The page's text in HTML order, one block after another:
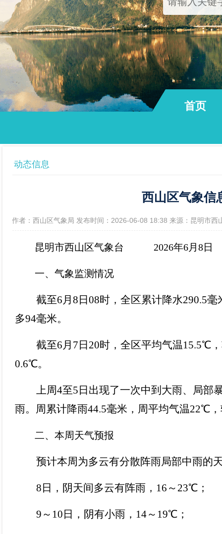
首页
政府信息公开年报
动态信息
西山区气象信
[作者：西山区气象局 发布时间：2026-06-08 18:38 来源：昆明市西
昆明市西山区气象台 2026年6月8日
一、气象监测情况
截至6月8日08时，全区累计降水290.5
多94毫米。
截至6月7日20时，全区平均气温15.5℃
0.6℃。
上周4至5日出现了一次中到大雨、局部
雨。周累计降雨44.5毫米，周平均气温22℃
二、 本周天气预报
预计本周为多云有分散阵雨局部中雨的
8日，阴天间多云有阵雨，16～23℃；
9～10日，阴有小雨，14～19℃；